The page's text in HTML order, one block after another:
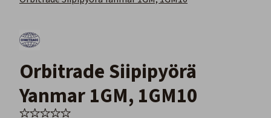
Orbitrade Siipipyörä
Yanmar 1GM, 1GM10